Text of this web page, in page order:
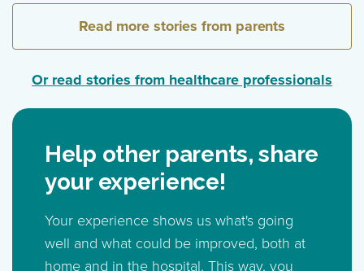
Read more stories from parents
Or read stories from healthcare professionals
Help other parents, share
your experience!
Your experience shows us what's going
well and what could be improved, both at
home and in the hospital. This way, you